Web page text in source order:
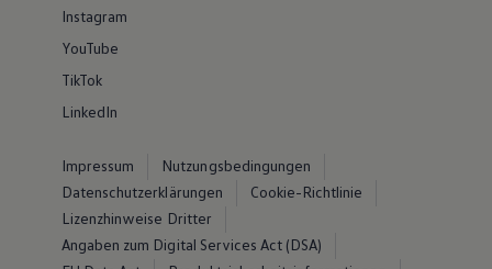
Instagram
YouTube
TikTok
LinkedIn
Impressum
Nutzungsbedingungen
Datenschutzerklärungen
Cookie-Richtlinie
Lizenzhinweise Dritter
Angaben zum Digital Services Act (DSA)